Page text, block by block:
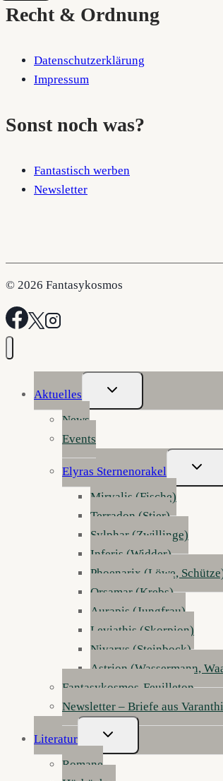
Recht & Ordnung
Datenschutzerklärung
Impressum
Sonst noch was?
Fantastisch werben
Newsletter
© 2026 Fantasykosmos
Aktuelles
Untermenü
Umschalten
News
Events
Elyras Sternenorakel
Mirvalis (Fische)
Terradon (Stier)
Sylphar (Zwillinge)
Inferis (Widder)
Phoenarix (Löwe,
Orsamar (Krebs)
Aurapis (Jungfrau)
Leviathis (Skorpion)
Nivarys (Steinbock)
Astrion (Wassermann,
Fantasykosmos-Feuilleton
Newsletter – Briefe aus
Literatur
Untermenü
Umschalten
Romane